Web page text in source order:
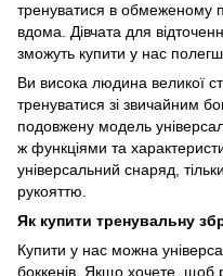
тренуватися в обмеженому
вдома. Дівчата для
зможуть купити у нас
Ви висока людина великої
тренуватися зі звичайним
подовжену модель
ж функціями та
універсальний снаряд,
рукояттю.
Як купити тренувальну
Купити у нас можна
боккенів. Якщо хочете, щоб